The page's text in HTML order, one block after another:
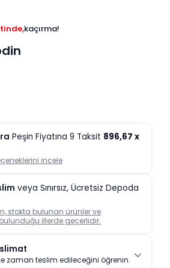
kaçırma!
Peşin Fiyatına 9 Taksit 896,67 x
incele
veya Sınırsız, Ücretsiz Depoda
stokta bulunan ürünler ve
illerde geçerlidir.
zaman teslim edileceğini öğrenin.